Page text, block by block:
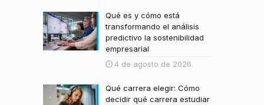
Qué es y cómo está
transformando el análisis
predictivo la sostenibilidad
empresarial
4 de agosto de 2026
Qué carrera elegir: Cómo
decidir qué carrera estudiar